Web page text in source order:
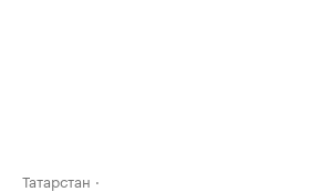
Татарстан